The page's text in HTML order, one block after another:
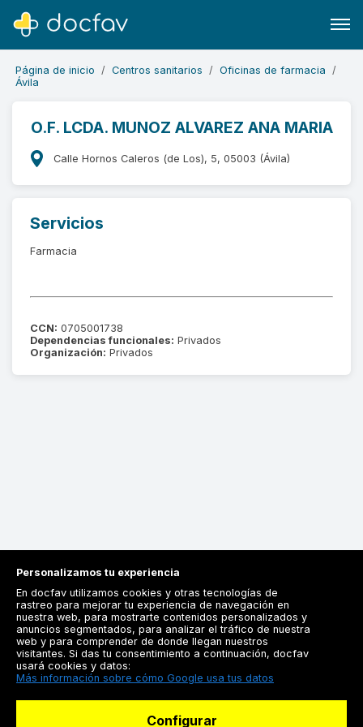
Página de inicio Centros sanitarios
Oficinas de farmacia
Ávila
O.F. LCDA. MUNOZ ALVAREZ ANA MARIA
Calle Hornos Caleros (de Los), 5, 05003 (Ávila)
Servicios
Farmacia
CCN: 0705001738
Dependencias funcionales: Privados
Organización: Privados
Registrarse
Docfav
Personalizamos tu experiencia
En docfav utilizamos cookies y otras tecnologías de
rastreo para mejorar tu experiencia de navegación en
nuestra web, para mostrarte contenidos personalizados y
anuncios segmentados, para analizar el tráfico de nuestra
web y para comprender de donde llegan nuestros
visitantes. Si das tu consentimiento a continuación, docfav
usará cookies y datos:
Más información sobre cómo Google usa tus datos
Configurar